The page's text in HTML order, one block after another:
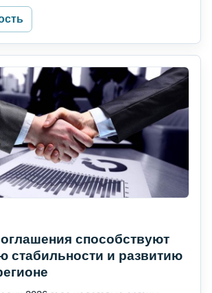
способствуют
стабильности и развитию